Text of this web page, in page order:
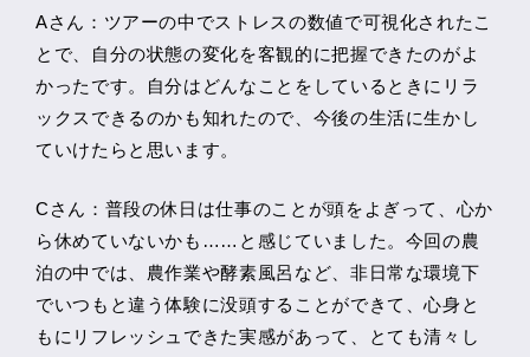
Aさん：ツアーの中でストレスの数値で可視化されたこ
とで、自分の状態の変化を客観的に把握できたのがよ
かったです。自分はどんなことをしているときにリラ
ックスできるのかも知れたので、今後の生活に生かし
ていけたらと思います。
Cさん：普段の休日は仕事のことが頭をよぎって、心か
ら休めていないかも……と感じていました。今回の農
泊の中では、農作業や酵素風呂など、非日常な環境下
でいつもと違う体験に没頭することができて、心身と
もにリフレッシュできた実感があって、とても清々し